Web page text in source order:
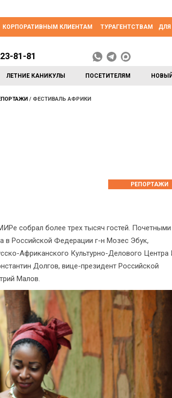
КОРПОРАТИВНЫМ КЛИЕНТАМ ТУРАГЕНТСТВАМ ДЛЯ
ЛЕТНИЕ КАНИКУЛЫ ПОСЕТИТЕЛЯМ
81-81
ФЕСТИВАЛЬ АФРИКИ
РЕПОРТАЖИ
собрал более трех тысяч гостей. Почетными
в Российской Федерации г-н Мозес Эбук,
Африканского Культурно-Делового Центра
Долгов, вице-президент Российской
Малов.